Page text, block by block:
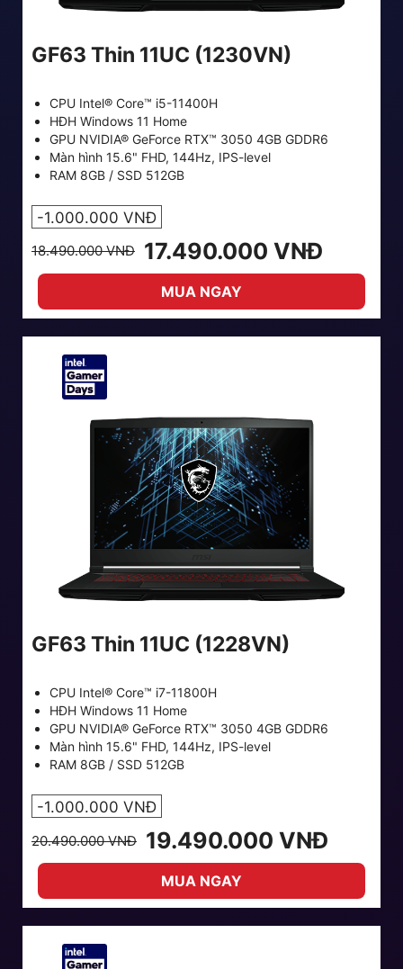
GF63 Thin 11UC (1230VN)
CPU Intel® Core™ i5-11400H
HĐH Windows 11 Home
GPU NVIDIA® GeForce RTX™ 3050 4GB GDDR6
Màn hình 15.6" FHD, 144Hz, IPS-level
RAM 8GB / SSD 512GB
-1.000.000 VNĐ
18.490.000 VNĐ 17.490.000 VNĐ
MUA NGAY
GF63 Thin 11UC (1228VN)
CPU Intel® Core™ i7-11800H
HĐH Windows 11 Home
GPU NVIDIA® GeForce RTX™ 3050 4GB GDDR6
Màn hình 15.6" FHD, 144Hz, IPS-level
RAM 8GB / SSD 512GB
-1.000.000 VNĐ
20.490.000 VNĐ 19.490.000 VNĐ
MUA NGAY